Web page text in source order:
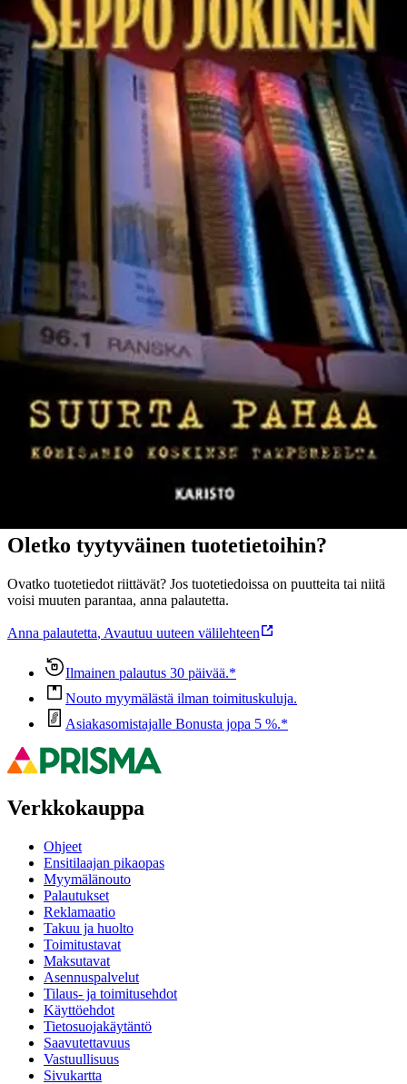
Tuotekuvaus
Komisario Sakari Koskinen viettää kerrankin rauhallista talvea
väkivaltajaoksen johdossa. Yksi vaivainen katoamisilmoitus
päivässä ei kuormita paljoakaan hänen tutkijaryhmäänsä, ja kaiken
lisäksi tapaus kuulostaa rutiinijutulta. Hätääntynyt aviovaimo
ilmoittaa miehensä kadonneen, ja kovin usein sellaiset katoamiset
ovat selvinneet sankarin omatoimisen kotiinpaluun myötä.Juttu saa
kuitenkin omituisen ja kammottavan käänteen, sillä kirjaston
hyllystä, Ranskan historiaa käsittelevien teosten kohdalta, löytyy
ihmisen sormi - jota koristaa kadonneeksi ilmoitetun miehen
vihkisormus. Koskinen tajuaa nopeasti, että hänellä on käsissään
kenties kovempi juttu kuin koskaan ennen. Ja samaan aikaan hänen
jaokseensa on saapunut tutkija, joka tuo tullessaan uusia kuvioita
henkilösuhteisiin. "Hervannan Wallander iskussa" Jyrki Aro,
Keskipohjanmaa (Vilpittömässä mielessä) "Seppo Jokinen on
tavoittanut oivallisesti suomalaisen rikoskirjan idean... se voisi
tapahtua." Marja Sulin, Iltalehti (Vilpittömässä mielessä)
Näytä lisää tuotekuvausta
Ominaisuudet
Oletko tyytyväinen tuotetietoihin?
Ovatko tuotetiedot riittävät? Jos tuotetiedoissa on puutteita tai niitä
voisi muuten parantaa, anna palautetta.
Anna palautetta, Avautuu uuteen välilehteen
Ilmainen palautus 30 päivää.*
Nouto myymälästä ilman toimituskuluja.
Asiakasomistajalle Bonusta jopa 5 %.*
Verkkokauppa
Ohjeet
Ensitilaajan pikaopas
Myymälänouto
Palautukset
Reklamaatio
Takuu ja huolto
Toimitustavat
Maksutavat
Asennuspalvelut
Tilaus- ja toimitusehdot
Käyttöehdot
Tietosuojakäytäntö
Saavutettavuus
Vastuullisuus
Sivukartta